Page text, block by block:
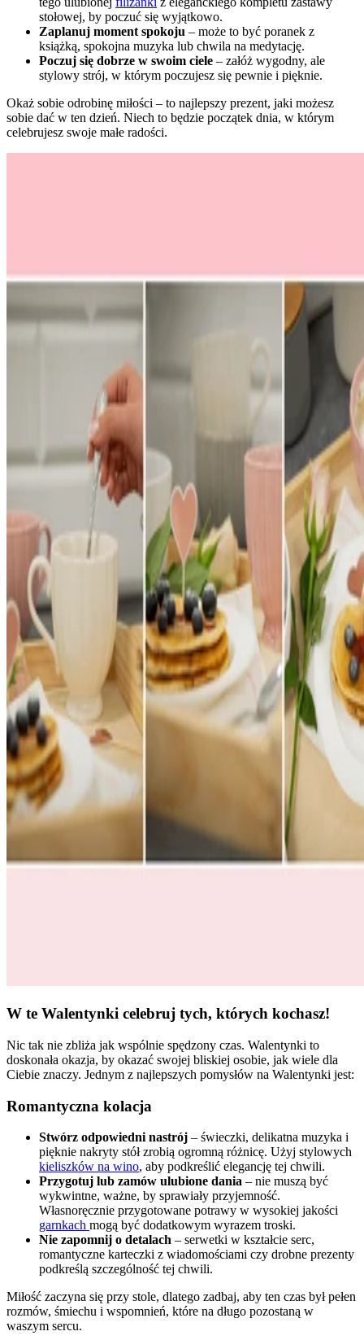
stołowej, by poczuć się wyjątkowo.
Zaplanuj moment spokoju – może to być poranek z
książką, spokojna muzyka lub chwila na medytację.
Poczuj się dobrze w swoim ciele – załóż wygodny, ale
stylowy strój, w którym poczujesz się pewnie i pięknie.
Okaż sobie odrobinę miłości – to najlepszy prezent, jaki możesz
sobie dać w ten dzień. Niech to będzie początek dnia, w którym
celebrujesz swoje małe radości.
W te Walentynki celebruj tych, których kochasz!
Nic tak nie zbliża jak wspólnie spędzony czas. Walentynki to
doskonała okazja, by okazać swojej bliskiej osobie, jak wiele dla
Ciebie znaczy. Jednym z najlepszych pomysłów na Walentynki jest:
Romantyczna kolacja
Stwórz odpowiedni nastrój – świeczki, delikatna muzyka i
pięknie nakryty stół zrobią ogromną różnicę. Użyj stylowych
kieliszków na wino, aby podkreślić elegancję tej chwili.
Przygotuj lub zamów ulubione dania – nie muszą być
wykwintne, ważne, by sprawiały przyjemność.
Własnoręcznie przygotowane potrawy w wysokiej jakości
garnkach mogą być dodatkowym wyrazem troski.
Nie zapomnij o detalach – serwetki w kształcie serc,
romantyczne karteczki z wiadomościami czy drobne prezenty
podkreślą szczególność tej chwili.
Miłość zaczyna się przy stole, dlatego zadbaj, aby ten czas był pełen
rozmów, śmiechu i wspomnień, które na długo pozostaną w
waszym sercu.